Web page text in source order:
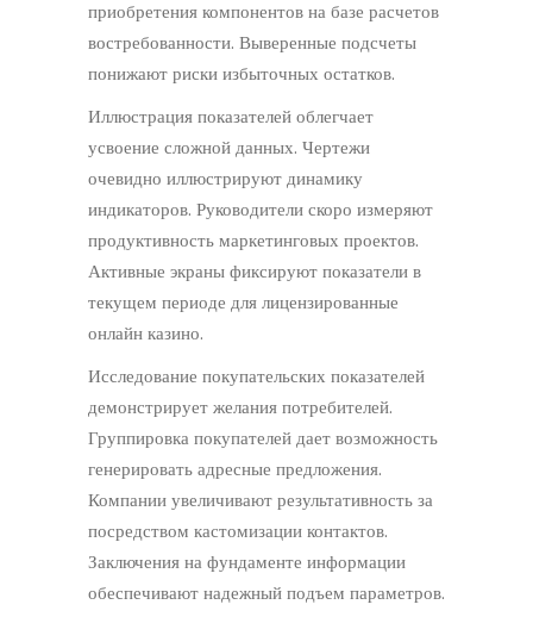
приобретения компонентов на базе расчетов
востребованности. Выверенные подсчеты
понижают риски избыточных остатков.
Иллюстрация показателей облегчает
усвоение сложной данных. Чертежи
очевидно иллюстрируют динамику
индикаторов. Руководители скоро измеряют
продуктивность маркетинговых проектов.
Активные экраны фиксируют показатели в
текущем периоде для лицензированные
онлайн казино.
Исследование покупательских показателей
демонстрирует желания потребителей.
Группировка покупателей дает возможность
генерировать адресные предложения.
Компании увеличивают результативность за
посредством кастомизации контактов.
Заключения на фундаменте информации
обеспечивают надежный подъем параметров.